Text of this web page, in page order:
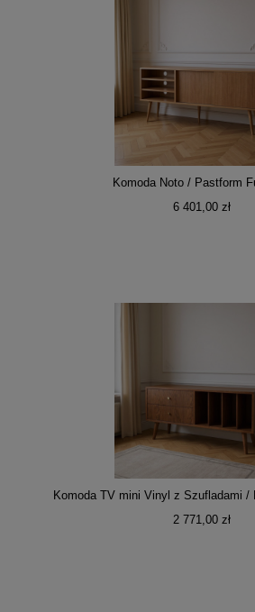
Komoda Noto / Pastform
6 401,00 zł
Komoda TV mini Vinyl z Szufladami /
2 771,00 zł